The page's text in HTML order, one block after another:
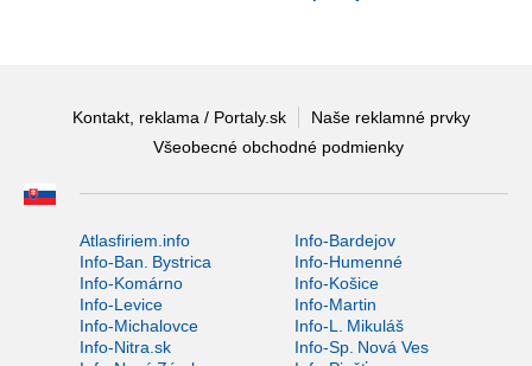
Kontakt, reklama / Portaly.sk
Naše reklamné prvky
Všeobecné obchodné podmienky
Atlasfiriem.info
Info-Bardejov
Info-Ban. Bystrica
Info-Humenné
Info-Komárno
Info-Košice
Info-Levice
Info-Martin
Info-Michalovce
Info-L. Mikuláš
Info-Nitra.sk
Info-Sp. Nová Ves